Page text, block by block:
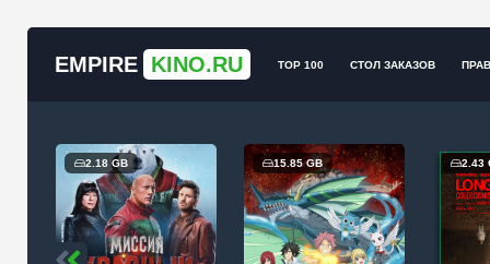
EMPIRE KINO.RU TOP 100 СТОЛ ЗАКАЗОВ
2.18 GB 15.85 GB 2.43